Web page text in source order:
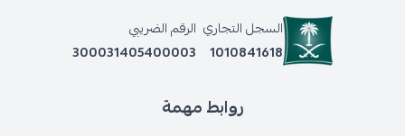
روابط مهمة
السجل التجاري
1010841618
الرقم الضريبي
300031405400003